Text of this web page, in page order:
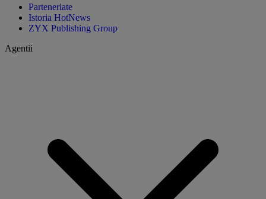
Parteneriate
Istoria HotNews
ZYX Publishing Group
Agentii